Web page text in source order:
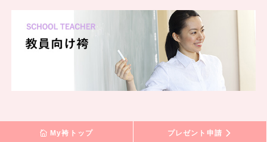
My袴トップ プレゼント申請